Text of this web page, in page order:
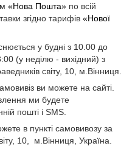
«Нова Пошта» по всій
згідно тарифів «Нової
у будні з 10.00 до
(у неділю - вихідний) з
світу, 10, м.Вінниця.
ви можете на сайті.
ми будете
пошті і SMS.
в пункті самовивозу за
10, м.Вінниця, Україна.